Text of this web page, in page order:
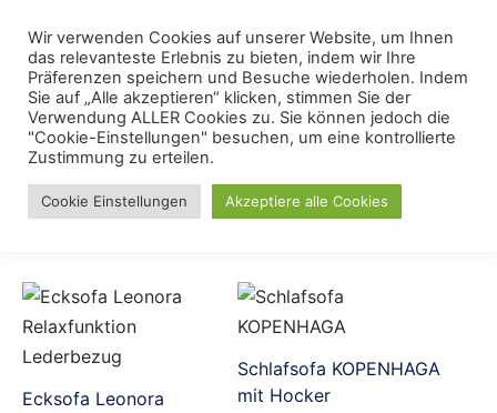
content
Menu
Ecksofa
Ecksofa Leonora
Schlafsofa KOPENHAGA
mit Hocker
Wir verwenden Cookies auf unserer Website, um Ihnen
das relevanteste Erlebnis zu bieten, indem wir Ihre
Präferenzen speichern und Besuche wiederholen. Indem
Sie auf „Alle akzeptieren“ klicken, stimmen Sie der
Verwendung ALLER Cookies zu. Sie können jedoch die
"Cookie-Einstellungen" besuchen, um eine kontrollierte
Zustimmung zu erteilen.
Cookie Einstellungen Akzeptiere alle Cookies